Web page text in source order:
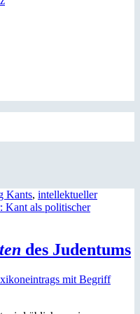
Kants, intellektueller
Kant als politischer
des Judentums